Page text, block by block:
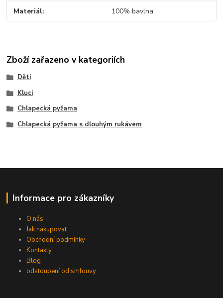
Materiál 100% bavlna
Zboží zařazeno v kategoriích
Děti
Kluci
Chlapecká pyžama
Chlapecká pyžama s dlouhým rukávem
Informace pro zákazníky
O nás
Jak nakupovat
Obchodní podmínky
Kontakty
Blog
odstoupení od smlouvy